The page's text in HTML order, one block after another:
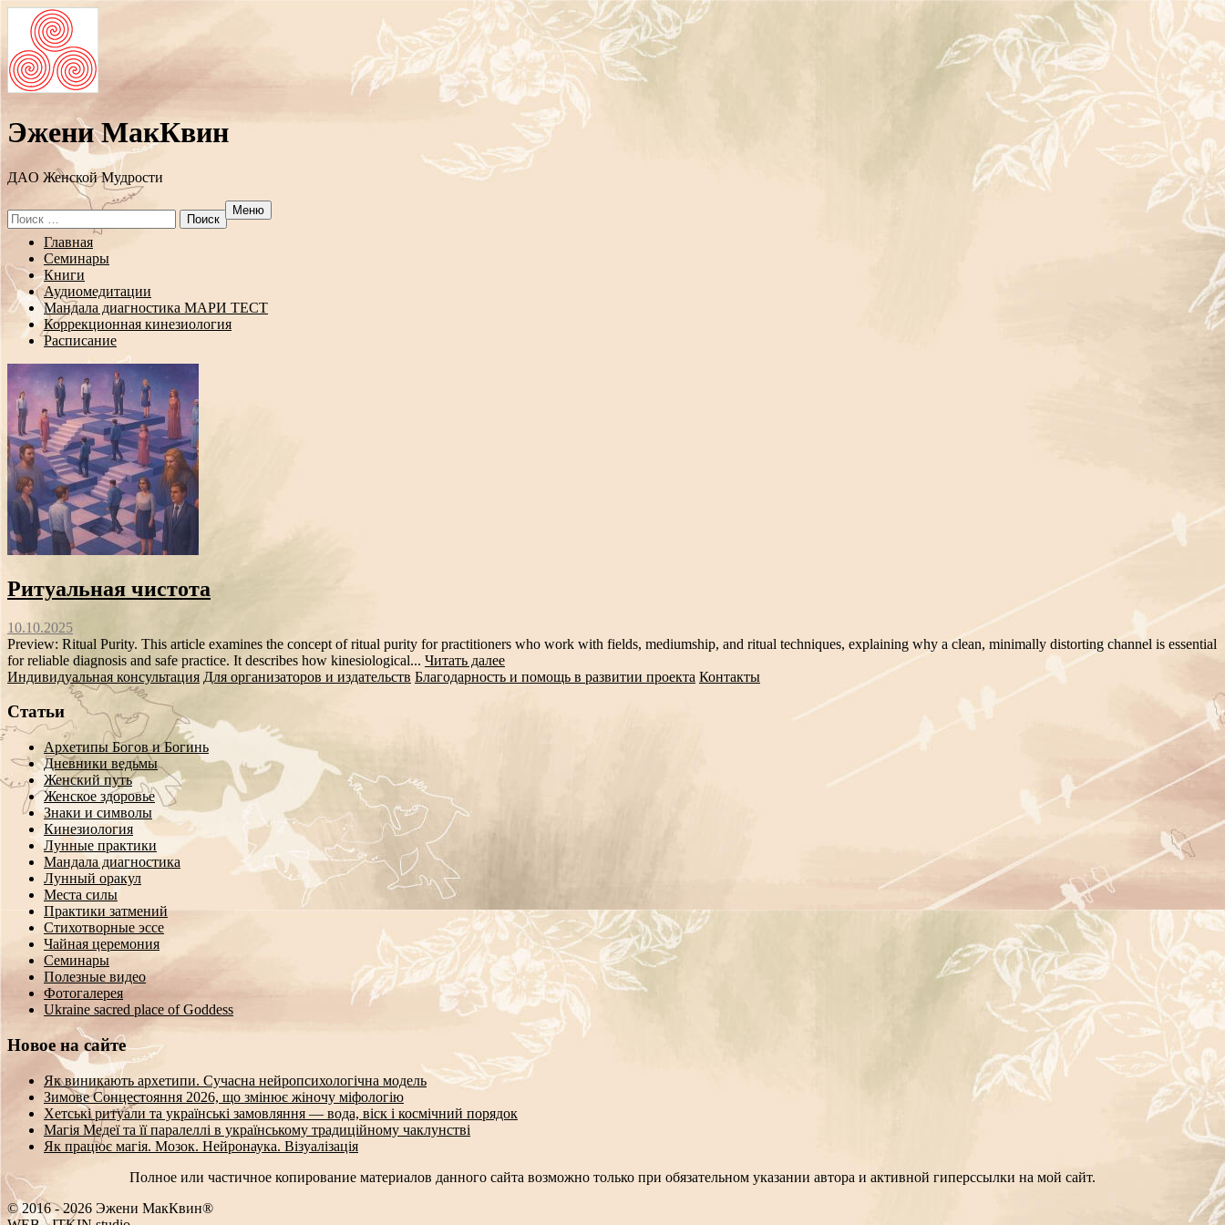
Эжени МакКвин
ДAO Женской Мудрости
Search
for:
Меню
Перейти
содержанию
Главная
Семинары
Книги
Аудиомедитации
Мандала диагностика МАРИ ТЕСТ
Коррекционная кинезиология
Расписание
Ритуальная чистота
10.10.2025
Preview: Ritual Purity. This article examines the concept of ritual purity for practitioners who work with fields, mediumship, and ritual techniques, explaining why a clean, minimally distorting channel is essential
for reliable diagnosis and safe practice. It describes how kinesiological... Читать далее
Индивидуальная консультация Для организаторов и издательств Благодарность и помощь в развитии проекта Контакты
Статьи
Архетипы Богов и Богинь
Дневники ведьмы
Женский путь
Женское здоровье
Знаки и символы
Кинезиология
Лунные практики
Мандала диагностика
Лунный оракул
Места силы
Практики затмений
Стихотворные эссе
Чайная церемония
Семинары
Полезные видео
Фотогалерея
Ukraine sacred place of Goddess
Новое на сайте
Як виникають архетипи. Сучасна нейропсихологічна модель
Зимове Сонцестояння 2026, що змінює жіночу міфологію
Хетські ритуали та українські замовляння — вода, віск і космічний порядок
Магія Медеї та її паралеллі в українському традиційному чаклунстві
Як працює магія. Мозок. Нейронаука. Візуалізація
Полное или частичное копирование материалов данного сайта возможно только при обязательном указании автора и активной гиперссылки на мой сайт.
© 2016 - 2026 Эжени МакКвин®